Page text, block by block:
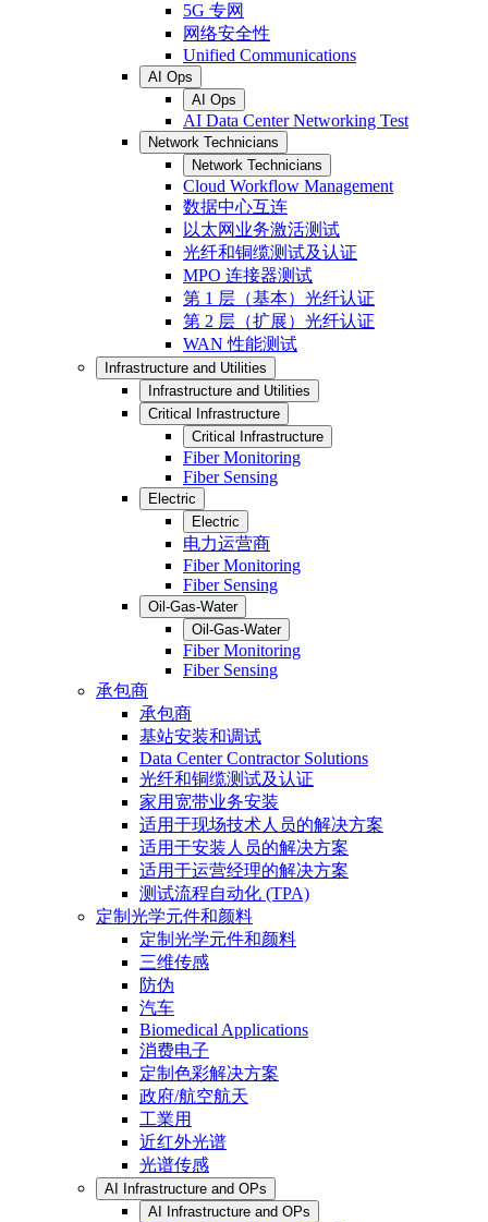
5G 专网
网络安全性
Unified Communications
AI Ops
AI Ops
AI Data Center Networking Test
Network Technicians
Network Technicians
Cloud Workflow Management
数据中心互连
以太网业务激活测试
光纤和铜缆测试及认证
MPO 连接器测试
第 1 层（基本）光纤认证
第 2 层（扩展）光纤认证
WAN 性能测试
Infrastructure and Utilities
Infrastructure and Utilities
Critical Infrastructure
Critical Infrastructure
Fiber Monitoring
Fiber Sensing
Electric
Electric
电力运营商
Fiber Monitoring
Fiber Sensing
Oil-Gas-Water
Oil-Gas-Water
Fiber Monitoring
Fiber Sensing
承包商
承包商
基站安装和调试
Data Center Contractor Solutions
光纤和铜缆测试及认证
家用宽带业务安装
适用于现场技术人员的解决方案
适用于安装人员的解决方案
适用于运营经理的解决方案
测试流程自动化 (TPA)
定制光学元件和颜料
定制光学元件和颜料
三维传感
防伪
汽车
Biomedical Applications
消费电子
定制色彩解决方案
政府/航空航天
工業用
近红外光谱
光谱传感
AI Infrastructure and OPs
AI Infrastructure and OPs